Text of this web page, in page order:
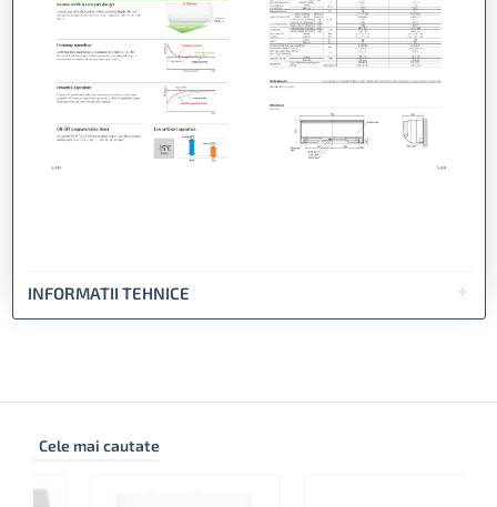
INFORMATII TEHNICE
Cele mai cautate